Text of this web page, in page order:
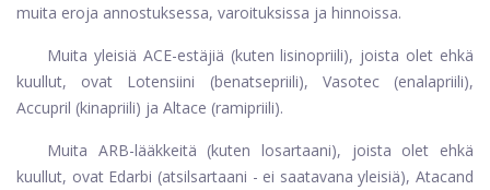
muita eroja annostuksessa, varoituksissa ja hinnoissa.
Muita yleisiä ACE-estäjiä (kuten lisinopriili), joista olet ehkä
kuullut, ovat Lotensiini (benatsepriili), Vasotec (enalapriili),
Accupril (kinapriili) ja Altace (ramipriili).
Muita ARB-lääkkeitä (kuten losartaani), joista olet ehkä
kuullut, ovat Edarbi (atsilsartaani - ei saatavana yleisiä), Atacand